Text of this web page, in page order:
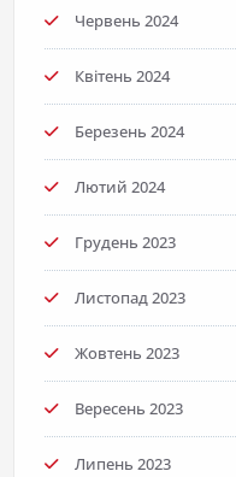
Червень 2024
Квітень 2024
Березень 2024
Лютий 2024
Грудень 2023
Листопад 2023
Жовтень 2023
Вересень 2023
Липень 2023